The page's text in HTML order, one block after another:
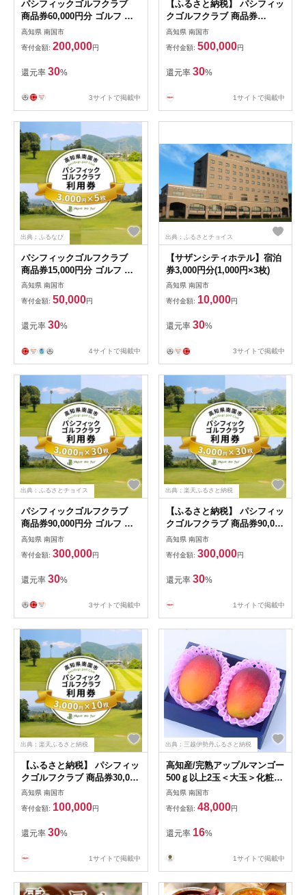
パシフィックゴルフクラブ
商品券60,000円分 ゴルフ プ
レー 高知県 南国市
高知県 南国市
寄付金額: 200,000円
還元率 30%
3サイトで掲載中
【ふるさと納税】 パシフィッ
クゴルフクラブ 商品券
150,000円分 ゴルフ コンペ
プレー セルフ キャディ ラウ
ンド ゴルフ場 レディース 練
習場 メンズ ウェア カート 高
知県 南国市
高知県 南国市
寄付金額: 500,000円
還元率 30%
1サイトで掲載中
出典：ふるなび
パシフィックゴルフクラブ
商品券15,000円分 ゴルフ プ
レー 高知県 南国市
高知県 南国市
寄付金額: 50,000円
還元率 30%
4サイトで掲載中
出典：ふるさとチョイス
【サザンシティホテル】宿泊
券3,000円分(1,000円×3枚)
高知県 南国市
寄付金額: 10,000円
還元率 30%
3サイトで掲載中
出典：ふるさとチョイス
パシフィックゴルフクラブ
商品券90,000円分 ゴルフ プ
レー 高知県 南国市
高知県 南国市
寄付金額: 300,000円
還元率 30%
3サイトで掲載中
出典：楽天ふるさと納税
【ふるさと納税】 パシフィッ
クゴルフクラブ 商品券90,000
円分 ゴルフ コンペ プレー セ
ルフ キャディ ラウンド ゴル
フ場 レディース 練習場 メン
ズ ウェア カート 高知県 南国
市
高知県 南国市
寄付金額: 300,000円
還元率 30%
1サイトで掲載中
出典：楽天ふるさと納税
【ふるさと納税】 パシフィッ
クゴルフクラブ 商品券30,000
円分 ゴルフ コンペ プレー セ
ルフ キャディ ラウンド ゴル
フ場 レディース 練習場 メン
ズ ウェア カート 高知県 南国
市
高知県 南国市
寄付金額: 100,000円
還元率 30%
1サイトで掲載中
出典：三越伊勢丹ふるさと納税
高知産/完熟アップルマンゴー
500ｇ以上2玉＜大玉＞化粧箱
入り【夏発送】（三越伊勢丹
高知県 南国市
寄付金額: 48,000円
還元率 16%
1サイトで掲載中